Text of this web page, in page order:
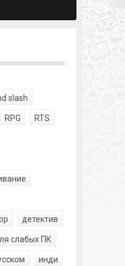
slash
RPG RTS
детектив
слабых ПК
инди